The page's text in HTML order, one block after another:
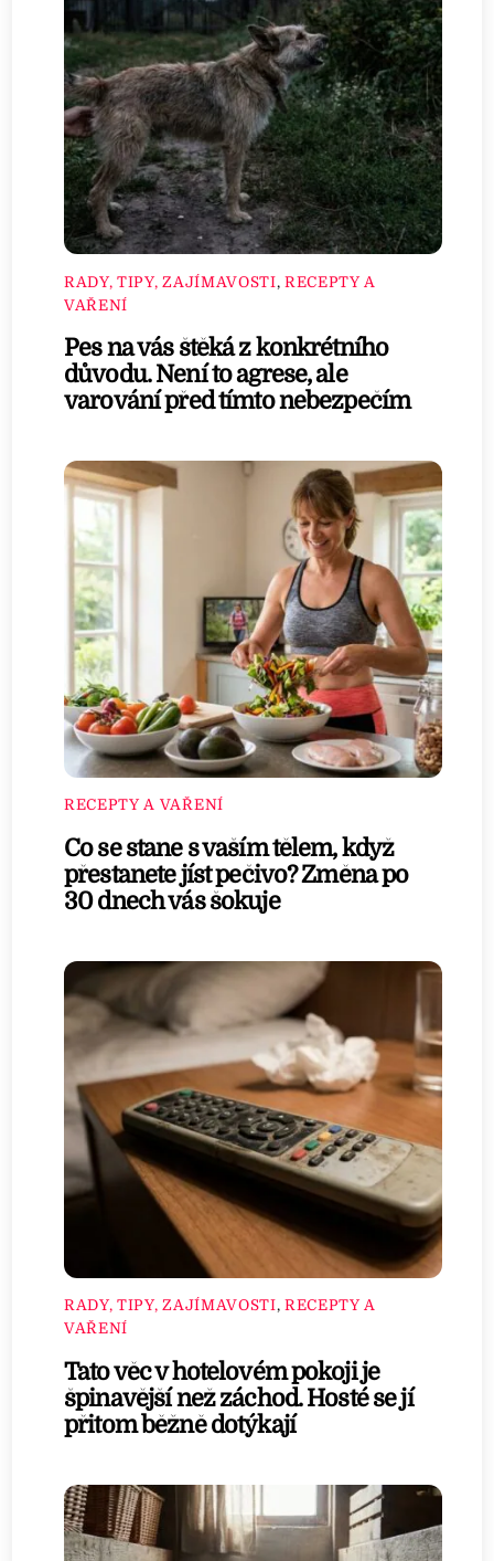
RADY, TIPY, ZAJÍMAVOSTI, RECEPTY A
VAŘENÍ
Pes na vás štěká z konkrétního
důvodu. Není to agrese, ale
varování před tímto nebezpečím
RECEPTY A VAŘENÍ
Co se stane s vaším tělem, když
přestanete jíst pečivo? Změna po
30 dnech vás šokuje
RADY, TIPY, ZAJÍMAVOSTI, RECEPTY A
VAŘENÍ
Tato věc v hotelovém pokoji je
špinavější než záchod. Hosté se jí
přitom běžně dotýkají